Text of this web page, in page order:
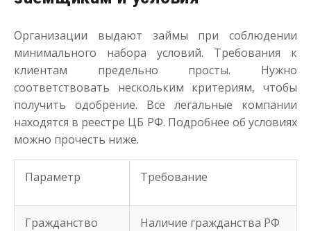
Организации выдают займы при соблюдении
минимального набора условий. Требования к
клиентам предельно просты. Нужно
соответствовать нескольким критериям, чтобы
получить одобрение. Все легальные компании
находятся в реестре ЦБ РФ. Подробнее об условиях
можно прочесть ниже.
Параметр Требование
Гражданство
Наличие гражданства РФ